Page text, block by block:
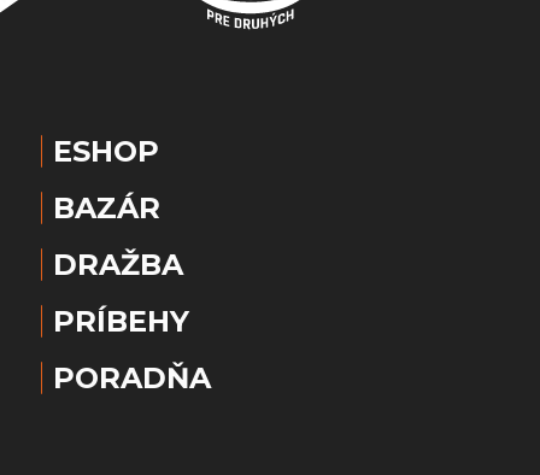
ESHOP
BAZÁR
DRAŽBA
PRÍBEHY
PORADŇA